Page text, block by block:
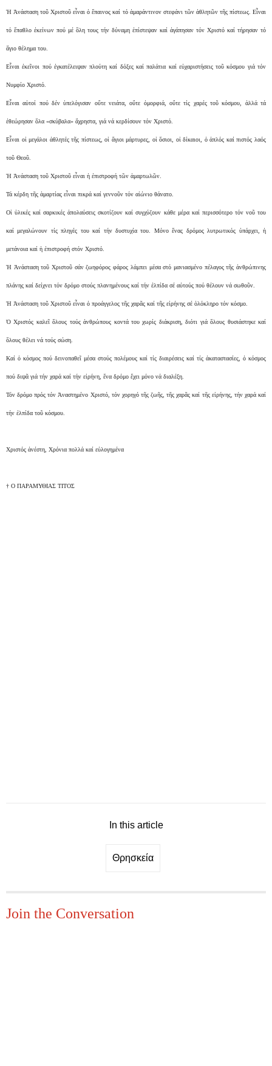
Ἡ Ἀνάσταση τοῦ Χριστοῦ εἶναι ὁ ἔπαινος καί τό ἀμαράντινον στεφάνι τῶν ἀθλητῶν τῆς πίστεως. Εἶναι
τό ἔπαθλο ἐκείνων πού μέ ὃλη τους τήν δύναμη ἐπίστεψαν καί ἀγάπησαν τόν Χριστό καί τήρησαν τό
ἅγιο θέλημα του.
Εἶναι ἐκεῖνοι πού ἐγκατέλειψαν πλούτη καί δόξες καί παλάτια καί εὐχαριστήσεις τοῦ κόσμου γιά τόν
Νυμφίο Χριστό.
Εἶναι αὐτοί πού δέν ὑπελόγισαν οὔτε νειάτα, οὔτε ὀμορφιά, οὔτε τίς χαρές τοῦ κόσμου, ἀλλά τά
ἐθεώρησαν ὅλα «σκύβαλα» ἄχρηστα, γιά νά κερδίσουν τόν Χριστό.
Εἶναι οἱ μεγάλοι ἀθλητές τῆς πίστεως, οἱ ἅγιοι μάρτυρες, οἱ ὅσιοι, οἱ δίκαιοι, ὁ ἀπλός καί πιστός λαός
τοῦ Θεοῦ.
Ἡ Ἀνάσταση τοῦ Χριστοῦ εἶναι ἡ ἐπιστροφή τῶν ἁμαρτωλῶν.
Τά κέρδη τῆς ἁμαρτίας εἶναι πικρά καί γεννοῦν τόν αἰώνιο θάνατο.
Οἱ ὑλικές καί σαρκικές ἀπολαύσεις σκοτίζουν καί συγχύζουν κάθε μέρα καί περισσότερο τόν νοῦ του
καί μεγαλώνουν τίς πληγές του καί τήν δυστυχία του. Μόνο ἕνας δρόμος λυτρωτικός ὑπάρχει, ἡ
μετάνοια καί ἡ ἐπιστροφή στόν Χριστό.
Ἡ Ἀνάσταση τοῦ Χριστοῦ σάν ζωηφόρος φάρος λάμπει μέσα στό μανιασμένο πέλαγος τῆς ἀνθρώπινης
πλάνης καί δείχνει τόν δρόμο στούς πλανημένους καί τήν ἐλπίδα σέ αὐτούς πού θέλουν νά σωθοῦν.
Ἡ Ἀνάσταση τοῦ Χριστοῦ εἶναι ὁ προάγγελος τῆς χαρᾶς καί τῆς εἰρήνης σέ ὁλόκληρο τόν κόσμο.
Ὁ Χριστός καλεῖ ὅλους τούς ἀνθρώπους κοντά του χωρίς διάκριση, διότι γιά ὅλους θυσιάστηκε καί
ὅλους θέλει νά τούς σώση.
Καί ὁ κόσμος πού δεινοπαθεῖ μέσα στούς πολέμους καί τίς διαιρέσεις καί τίς ἀκαταστασίες, ὁ κόσμος
πού διψᾶ γιά τήν χαρά καί τήν εἰρήνη, ἕνα δρόμο ἔχει μόνο νά διαλέξη.
Τόν δρόμο πρός τόν Ἀναστημένο Χριστό, τόν χορηγό τῆς ζωῆς, τῆς χαρᾶς καί τῆς εἰρήνης, τήν χαρά καί
τήν ἐλπίδα τοῦ κόσμου.
Χριστός ἀνέστη, Χρόνια πολλά καί εὐλογημένα
† Ο ΠΑΡΑΜΥΘΙΑΣ ΤΙΤΟΣ
In this article
Θρησκεία
Join the Conversation